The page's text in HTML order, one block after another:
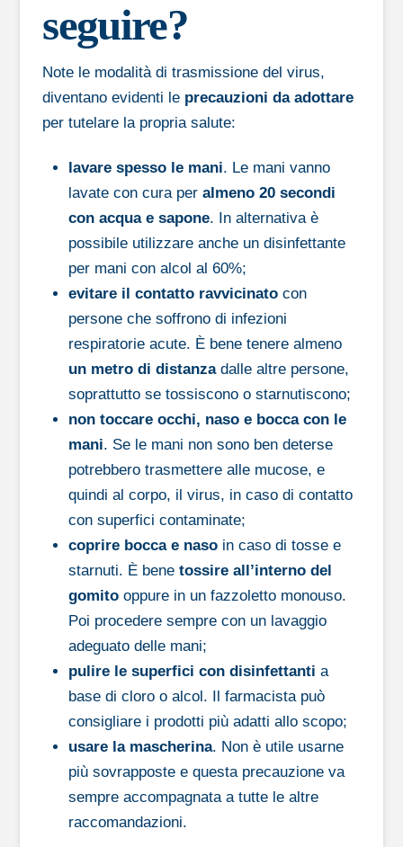
seguire?
Note le modalità di trasmissione del virus,
diventano evidenti le precauzioni da adottare
per tutelare la propria salute:
lavare spesso le mani. Le mani vanno
lavate con cura per almeno 20 secondi
con acqua e sapone. In alternativa è
possibile utilizzare anche un disinfettante
per mani con alcol al 60%;
evitare il contatto ravvicinatocon
persone che soffrono di infezioni
respiratorie acute. È bene tenere almeno
un metro di distanzadalle altre persone,
soprattutto se tossiscono o starnutiscono;
non toccare occhi, naso e bocca con le
mani. Se le mani non sono ben deterse
potrebbero trasmettere alle mucose, e
quindi al corpo, il virus, in caso di contatto
con superfici contaminate;
coprire bocca e nasoin caso di tosse e
starnuti. È bene tossire all’interno del
gomitooppure in un fazzoletto monouso.
Poi procedere sempre con un lavaggio
adeguato delle mani;
pulire le superfici con disinfettanti a
base di cloro o alcol. Il farmacista può
consigliare i prodotti più adatti allo scopo;
usare la mascherina. Non è utile usarne
più sovrapposte e questa precauzione va
sempre accompagnata a tutte le altre
raccomandazioni.